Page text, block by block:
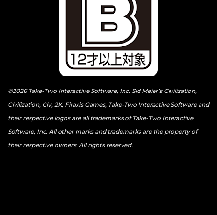
©2026 Take-Two Interactive Software, Inc. Sid Meier’s Civilization,
Civilization, Civ, 2K, Firaxis Games, Take-Two Interactive Software and
their respective logos are all trademarks of Take-Two Interactive
Software, Inc. All other marks and trademarks are the property of
their respective owners. All rights reserved.